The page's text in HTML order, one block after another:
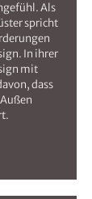
Als
spricht
In ihrer
mit
dass